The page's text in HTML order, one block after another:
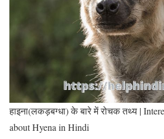
हाइना(लकड़बग्धा) के बारे में रोचक तथ्य |
about Hyena in Hindi